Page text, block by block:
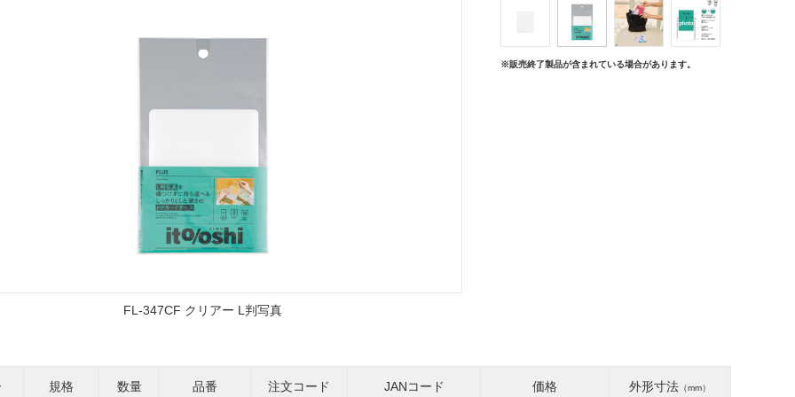
FL-347CF クリアー L判写真
※販売終了製品が含まれている場合があります。
規格 数量 品番 注文コード JANコード 価格 外形寸法 （mm）